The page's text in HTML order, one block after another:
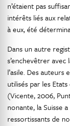
n’étaient pas
intérêts liés aux
à eux, été
Dans un autre
s’enchevêtrer
l’asile. Des auteurs
utilisés par les
(Vicente, 2006,
nonante, la Suisse
ressortissants de